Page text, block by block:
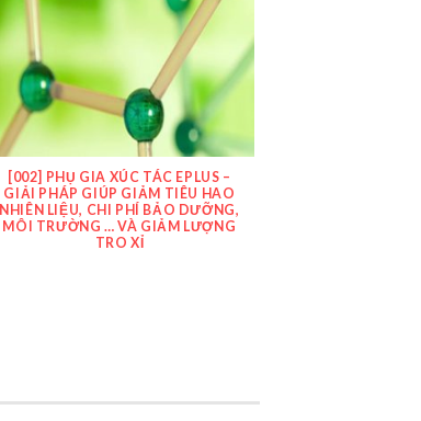
[002] PHỤ GIA XÚC TÁC EPLUS –
GIẢI PHÁP GIÚP GIẢM TIÊU HAO
NHIÊN LIỆU, CHI PHÍ BẢO DƯỠNG,
MÔI TRƯỜNG … VÀ GIẢM LƯỢNG
TRO XỈ